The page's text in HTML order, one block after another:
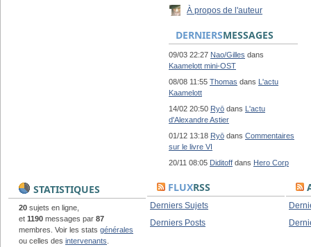
À propos de l'auteur
DERNIERSMESSAGES
09/03 22:27 Nao/Gilles dans
Kaamelott mini-OST
08/08 11:55 Thomas dans L'actu
Kaamelott
14/02 20:50 Ryō dans L'actu
d'Alexandre Astier
01/12 13:18 Ryō dans Commentaires
sur le livre VI
20/11 08:05 Diditoff dans Hero Corp
STATISTIQUES
20 sujets en ligne,
et 1190 messages par 87
membres. Voir les stats générales
ou celles des intervenants
FLUXRSS
Derniers Sujets
Derniers Posts